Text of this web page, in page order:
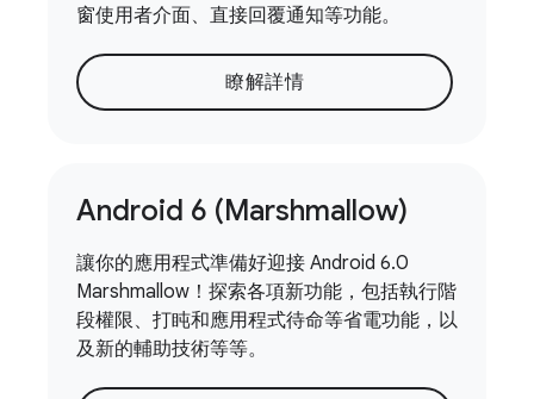
窗使用者介面、直接回覆通知等功能。
瞭解詳情
Android 6 (Marshmallow)
讓你的應用程式準備好迎接 Android 6.0
Marshmallow！探索各項新功能，包括執行階
段權限、打盹和應用程式待命等省電功能，以
及新的輔助技術等等。